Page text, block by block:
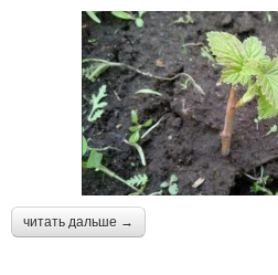
читать дальше →